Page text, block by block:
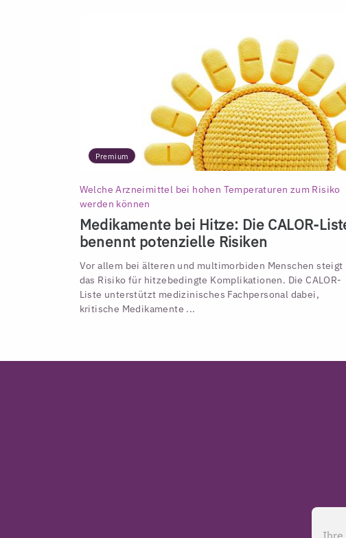
Premium
Welche Arzneimittel bei hohen Temperaturen zum Risiko
werden können
Medikamente bei Hitze: Die CALOR-
benennt potenzielle Risiken
Vor allem bei älteren und multimorbiden Menschen steigt
das Risiko für hitzebedingte Komplikationen. Die CALOR-
Liste unterstützt medizinisches Fachpersonal dabei,
kritische Medikamente ...